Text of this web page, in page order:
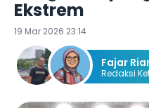
Ekstrem
19 Mar 2026 23:14
Fajar
Redaksi